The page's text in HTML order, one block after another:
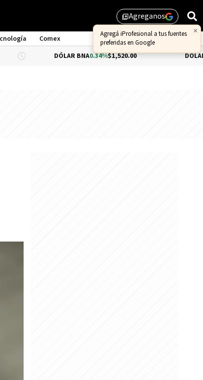
library_addAgreganos
×
Agregá iProfesional a tus fuentes
preferidas en Google
Comex
DÓLAR BNA0.34% $1,520.00 DÓLAR BLUE